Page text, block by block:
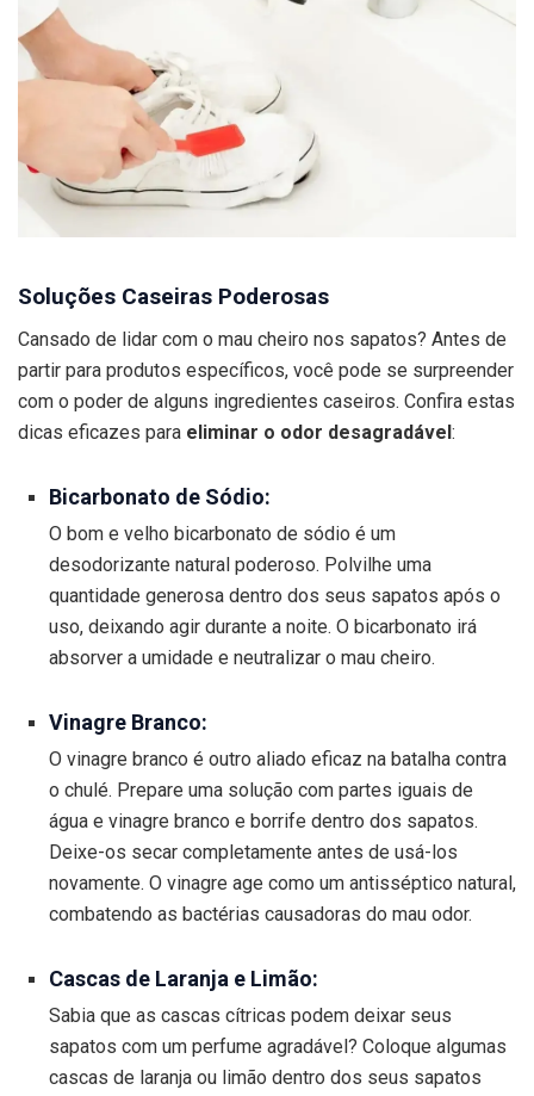
Soluções Caseiras Poderosas
Cansado de lidar com o mau cheiro nos sapatos? Antes de
partir para produtos específicos, você pode se surpreender
com o poder de alguns ingredientes caseiros. Confira estas
dicas eficazes para eliminar o odor desagradável:
Bicarbonato de Sódio:
O bom e velho bicarbonato de sódio é um
desodorizante natural poderoso. Polvilhe uma
quantidade generosa dentro dos seus sapatos após o
uso, deixando agir durante a noite. O bicarbonato irá
absorver a umidade e neutralizar o mau cheiro.
Vinagre Branco:
O vinagre branco é outro aliado eficaz na batalha contra
o chulé. Prepare uma solução com partes iguais de
água e vinagre branco e borrife dentro dos sapatos.
Deixe-os secar completamente antes de usá-los
novamente. O vinagre age como um antisséptico natural,
combatendo as bactérias causadoras do mau odor.
Cascas de Laranja e Limão:
Sabia que as cascas cítricas podem deixar seus
sapatos com um perfume agradável? Coloque algumas
cascas de laranja ou limão dentro dos seus sapatos